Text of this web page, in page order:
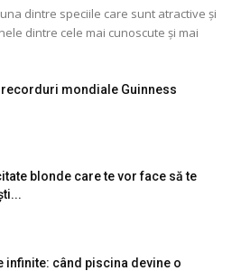
dintre speciile care sunt atractive și
dintre cele mai cunoscute și mai
recorduri mondiale Guinness
blonde care te vor face să te
infinite: când piscina devine o